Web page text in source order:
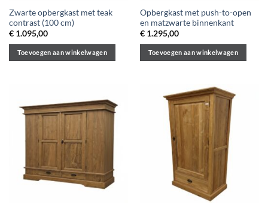
Zwarte opbergkast met teak
contrast (100 cm)
€1.095,00
Toevoegen aan winkelwagen
Opbergkast met push-to-open
en matzwarte binnenkant
€1.295,00
Toevoegen aan winkelwagen